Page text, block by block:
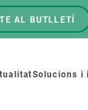
AL BUTLLETÍ
Solucions i